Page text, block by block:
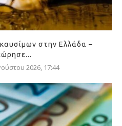
στην Ελλάδα –
2026, 17:44